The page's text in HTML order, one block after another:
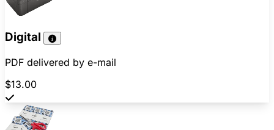
Digital
PDF delivered by e-mail
$13.00